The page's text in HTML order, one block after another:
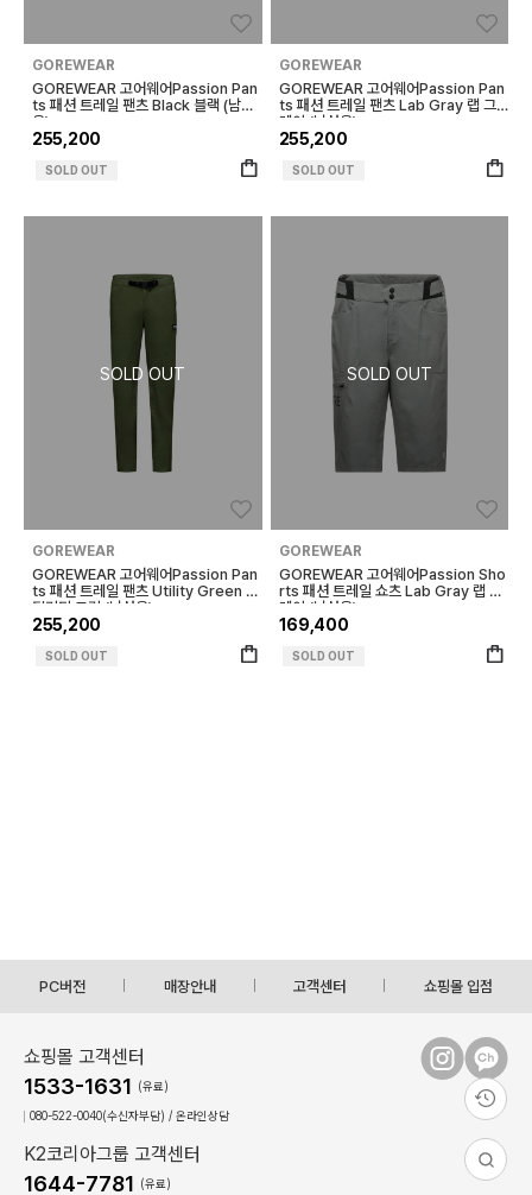
GOREWEAR
GOREWEAR 고어웨어Passion Pan
ts 패션 트레일 팬츠 Black 블랙 (남성
용)
255,200
SOLD OUT
GOREWEAR
GOREWEAR 고어웨어Passion Pan
ts 패션 트레일 팬츠 Lab Gray 랩 그
레이 (남성용)
255,200
SOLD OUT
GOREWEAR
GOREWEAR 고어웨어Passion Pan
ts 패션 트레일 팬츠 Utility Green 유
틸리티 그린 (남성용)
255,200
SOLD OUT
GOREWEAR
GOREWEAR 고어웨어Passion Sho
rts 패션 트레일 쇼츠 Lab Gray 랩 그
레이 (남성용)
169,400
SOLD OUT
PC버전 매장안내 고객센터 쇼핑몰 입점
쇼핑몰 고객센터
1533-1631 (유료)
080-522-0040(수신자부담) / 온라인상담
K2코리아그룹 고객센터
1644-7781 (유료)